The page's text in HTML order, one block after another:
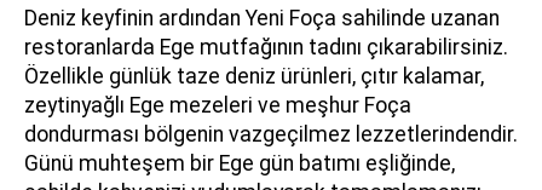
Deniz keyfinin ardından Yeni Foça sahilinde uzanan
restoranlarda Ege mutfağının tadını çıkarabilirsiniz.
Özellikle günlük taze deniz ürünleri, çıtır kalamar,
zeytinyağlı Ege mezeleri ve meşhur Foça
dondurması bölgenin vazgeçilmez lezzetlerindendir.
Günü muhteşem bir Ege gün batımı eşliğinde,